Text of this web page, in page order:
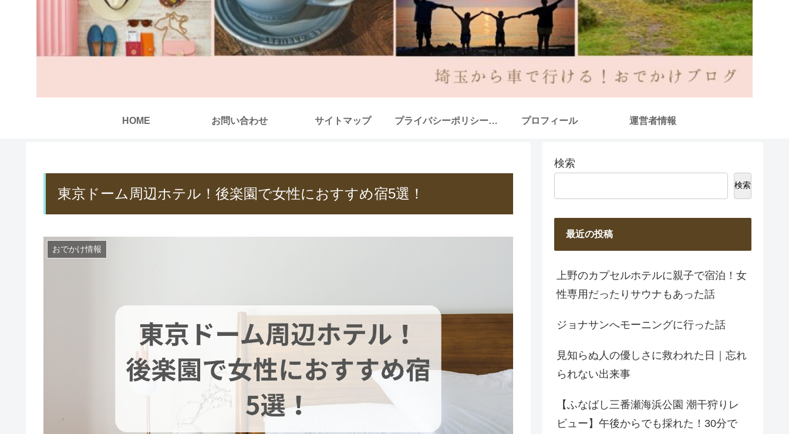
HOME お問い合わせ サイトマップ プライバシーポリシー（改正電気通信事業法・外部送信規律に関する事項を含む） プロフィール 運営者情報
東京ドーム周辺ホテル！後楽園で女性におすすめ宿5選！
おでかけ情報
検索
検索
最近の投稿
上野のカプセルホテルに親子で宿泊！女
性専用だったりサウナもあった話
ジョナサンへモーニングに行った話
見知らぬ人の優しさに救われた日｜忘れ
られない出来事
【ふなばし三番瀬海浜公園 潮干狩りレ
ビュー】午後からでも採れた！30分で